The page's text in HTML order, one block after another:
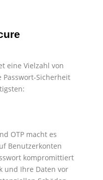
eine Vielzahl von
Passwort-Sicherheit
OTP macht es
Benutzerkonten
kompromittiert
und Ihre Daten vor